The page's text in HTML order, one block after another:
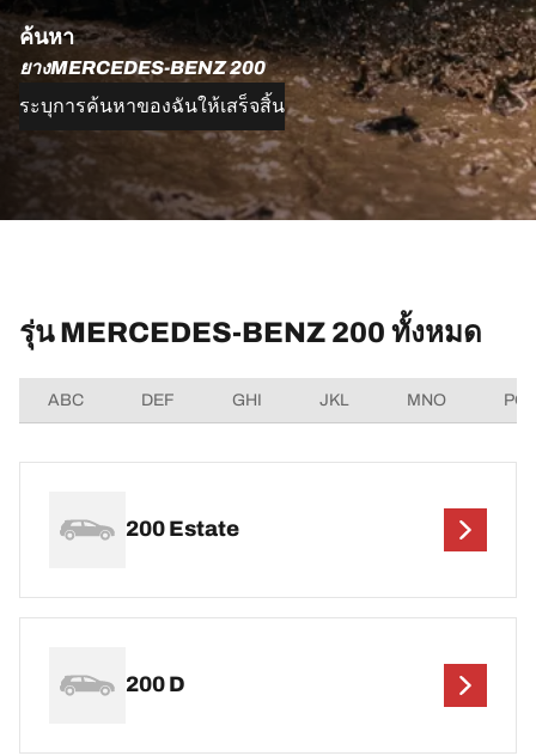
ค้นหา
ยางMERCEDES-BENZ 200
ระบุการค้นหาของฉันให้เสร็จสิ้น
รุ่น MERCEDES-BENZ 200 ทั้งหมด
ABC DEF GHI JKL MNO
200 Estate
200 D